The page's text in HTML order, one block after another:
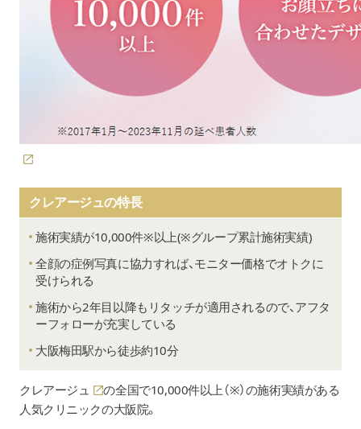
クレアージュの特長
施術実績が10,000件※以上(※グループ累計施術実績)
全顔の症例写真に協力すれば、モニター価格でオトクに
受けられる
施術から2年目以降もリタッチが適用されるので、アフタ
ーフォローが充実している
大阪梅田駅から徒歩約10分
クレアージュ
の全国で10,000件以上（※）の施術実績がある
人気クリニックの大阪院。